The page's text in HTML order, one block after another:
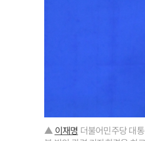
▲ 이재명 더불어민주당 대